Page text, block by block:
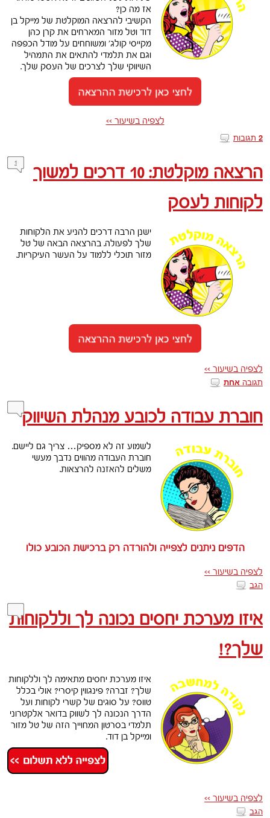
אז מה כן?
הקשיבי להרצאה המוקלטת של מייקל בן
דוד וטל מזור המארחים את קרן כהן
מקייסי קולג’ ומשוחחים על מודל הכפפה
וגם את תלמדי להתאים את התמהיל
השיווקי שלך לצרכים של העסק שלך.
לצפיה בשיעור >>
2 תגובות
הרצאה מוקלטת: 10 דרכים למשוך
לקוחות לעסק
1
ישנן הרבה דרכים להניע את הלקוחות
שלך לפעולה. בהרצאה הבאה של טל
מזור תוכלי ללמוד על העשר העיקריות.
לצפיה בשיעור >>
תגובה אחת
חוברת עבודה לכובע מנהלת השיווק
לשמוע זה לא מספיק… צריך גם ליישם.
חוברת העבודה מהווים נדבך מעשי
משלים להאזנה להרצאות.
הדפים ניתנים לצפייה ולהורדה רק ברכישת הכובע כולו
לצפיה בשיעור >>
הגב
איזו מערכת יחסים נכונה לך וללקוחות
שלך?!
איזו מערכת יחסים מתאימה לך וללקוחות
שלך? זברה? פינגווין קיסרי? אולי בכלל
טווס? על סוגים של קשרי לקוחות ועל
הדרך הנכונה לך לשווק בדואר אלקטרוני
תלמדי בסרטון המחוייך הזה של טל מזור
ומייקל בן דוד.
לצפיה בשיעור >>
הגב